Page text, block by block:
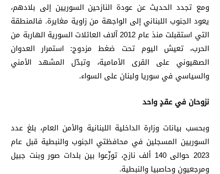
ومع تجدد الحديث عن عودة النازحين السوريين إلى بلادهم،
يعود الجنوب اللبناني إلى الواجهة من زاوية مغايرة. فالمنطقة
التي استقبلت منذ عام 2012 آلاف العائلات السورية الهاربة من
الحرب، تعيش اليوم تحت ضغط مزدوج: استمرار العدوان
الصهيوني على القرى الأمامية، وتبدّل المشهد الأمني
والسياسي في سوريا ولبنان على السواء.
نزوحان في عقدٍ واحد
وبحسب بيانات وزارة الداخلية اللبنانية والأمن العام، بلغ عدد
السوريين المسجلين في محافظتي الجنوب والنبطية قبل عام
2023 حوالى 140 ألف نازح، توزّعوا بين بلدات صور وبنت جبيل
ومرجعيون وحاصبيا والنبطية.